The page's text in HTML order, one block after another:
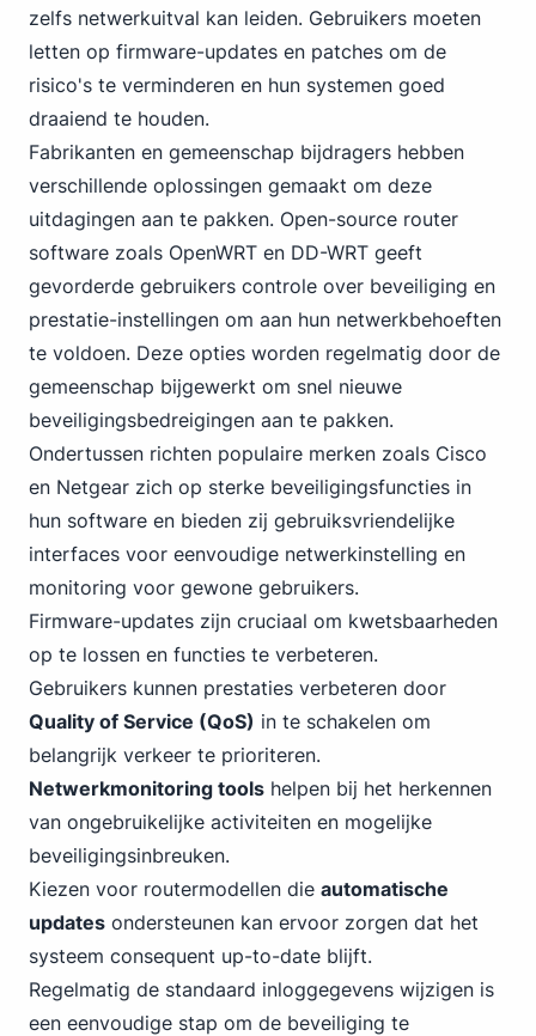
zelfs netwerkuitval kan leiden. Gebruikers moeten
letten op firmware-updates en patches om de
risico's te verminderen en hun systemen goed
draaiend te houden.
Fabrikanten en gemeenschap bijdragers hebben
verschillende oplossingen gemaakt om deze
uitdagingen aan te pakken. Open-source router
software zoals OpenWRT en DD-WRT geeft
gevorderde gebruikers controle over beveiliging en
prestatie-instellingen om aan hun netwerkbehoeften
te voldoen. Deze opties worden regelmatig door de
gemeenschap bijgewerkt om snel nieuwe
beveiligingsbedreigingen aan te pakken.
Ondertussen richten populaire merken zoals Cisco
en Netgear zich op sterke beveiligingsfuncties in
hun software en bieden zij gebruiksvriendelijke
interfaces voor eenvoudige netwerkinstelling en
monitoring voor gewone gebruikers.
Firmware-updates zijn cruciaal om kwetsbaarheden
op te lossen en functies te verbeteren.
Gebruikers kunnen prestaties verbeteren door
Quality of Service (QoS) in te schakelen om
belangrijk verkeer te prioriteren.
Netwerkmonitoring tools helpen bij het herkennen
van ongebruikelijke activiteiten en mogelijke
beveiligingsinbreuken.
Kiezen voor routermodellen die automatische
updates ondersteunen kan ervoor zorgen dat het
systeem consequent up-to-date blijft.
Regelmatig de standaard inloggegevens wijzigen is
een eenvoudige stap om de beveiliging te